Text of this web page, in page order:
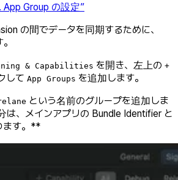
Group の設定”
の間でデータを同期するために、
& Capabilities を開き、左上の +
して App Groups を追加します。
という名前のグループを追加しま
は、メインアプリの Bundle Identifier と
ます。**